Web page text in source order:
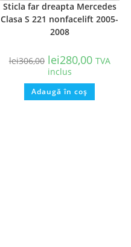
Sticla far dreapta Mercedes
Clasa S 221 nonfacelift 2005-
2008
lei306,00 lei280,00 TVA
inclus
Adaugă în coș